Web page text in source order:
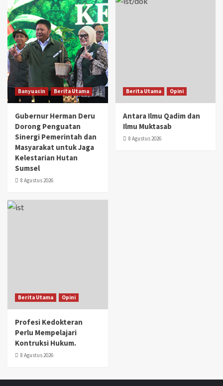
Banyuasin Berita Utama
Gubernur Herman Deru
Dorong Penguatan
Sinergi Pemerintah dan
Masyarakat untuk Jaga
Kelestarian Hutan
Sumsel
8 Agustus 2026
Berita Utama Opini
Antara Ilmu Qadim dan
Ilmu Muktasab
8 Agustus 2026
Berita Utama Opini
Profesi Kedokteran
Perlu Mempelajari
Kontruksi Hukum.
8 Agustus 2026